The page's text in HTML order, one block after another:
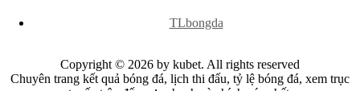
Colombia
Peru
Uruguay
TLbongda
Copyright © 2026 by kubet. All rights reserved
Chuyên trang kết quả bóng đá, lịch thi đấu, tỷ lệ bóng đá, xem trục